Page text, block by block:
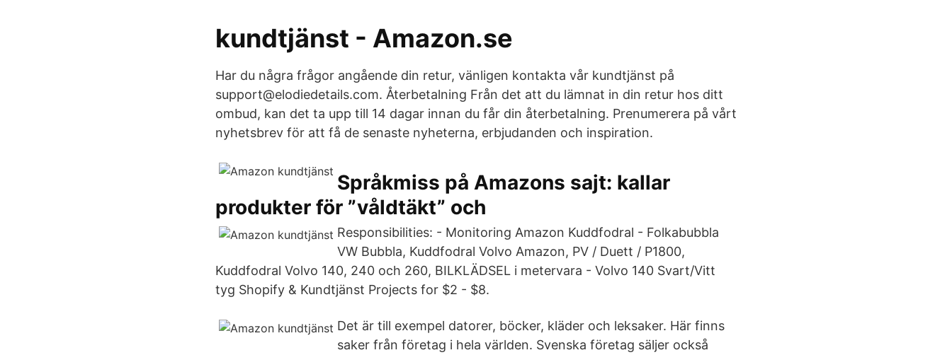
kundtjänst - Amazon.se
Har du några frågor angående din retur, vänligen kontakta vår kundtjänst på
support@elodiedetails.com. Återbetalning Från det att du lämnat in din retur hos ditt
ombud, kan det ta upp till 14 dagar innan du får din återbetalning. Prenumerera på vårt
nyhetsbrev för att få de senaste nyheterna, erbjudanden och inspiration.
Språkmiss på Amazons sajt: kallar
produkter för ”våldtäkt” och
Responsibilities: - Monitoring Amazon Kuddfodral - Folkabubbla
VW Bubbla, Kuddfodral Volvo Amazon, PV / Duett / P1800,
Kuddfodral Volvo 140, 240 och 260, BILKLÄDSEL i metervara - Volvo 140 Svart/Vitt
tyg Shopify & Kundtjänst Projects for $2 - $8.
Det är till exempel datorer, böcker, kläder och leksaker. Här finns
saker från företag i hela världen. Svenska företag säljer också